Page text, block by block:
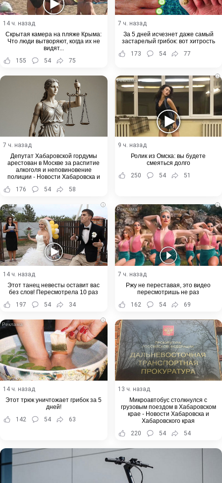
14 ч. назад
Скрытая камера на пляже Крыма:
Что люди вытворяют, когда их не
видят...
155
54 75
7 ч. назад
За 5 дней исчезнет даже самый
застарелый грибок: вот хитрость
173
54 77
7 ч. назад
Депутат Хабаровской гордумы
арестован в Москве за распитие
алкоголя и неповиновение
полиции - Новости Хабаровска и
176 54 58
i
9 ч. назад
Ролик из Омска: вы будете
смеяться долго
250
54 51
i
14 ч. назад
Этот танец невесты оставит вас
без слов! Пересмотрела 10 раз
197
54 34
i
7 ч. назад
Ржу не переставая, это видео
пересмотришь не раз
162
54 69
i
14 ч. назад
Этот трюк уничтожает грибок за 5
дней!
142
54 63
13 ч. назад
Микроавтобус столкнулся с
грузовым поездом в Хабаровском
крае - Новости Хабаровска и
Хабаровского края
220
54 54